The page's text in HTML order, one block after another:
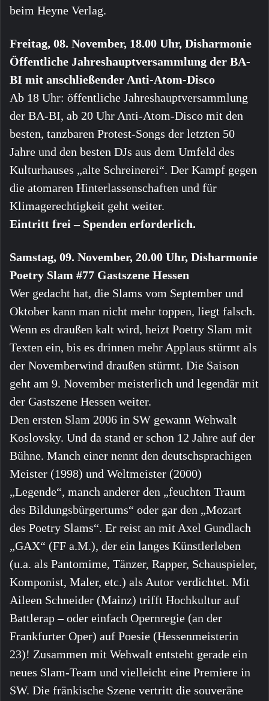
beim Heyne Verlag.
Freitag, 08. November, 18.00 Uhr, Disharmonie
Öffentliche Jahreshauptversammlung der BA-
BI mit anschließender Anti-Atom-Disco
Ab 18 Uhr: öffentliche Jahreshauptversammlung
der BA-BI, ab 20 Uhr Anti-Atom-Disco mit den
besten, tanzbaren Protest-Songs der letzten 50
Jahre und den besten DJs aus dem Umfeld des
Kulturhauses „alte Schreinerei“. Der Kampf gegen
die atomaren Hinterlassenschaften und für
Klimagerechtigkeit geht weiter.
Eintritt frei – Spenden erforderlich.
Samstag, 09. November, 20.00 Uhr, Disharmonie
Poetry Slam #77 Gastszene Hessen
Wer gedacht hat, die Slams vom September und
Oktober kann man nicht mehr toppen, liegt falsch.
Wenn es draußen kalt wird, heizt Poetry Slam mit
Texten ein, bis es drinnen mehr Applaus stürmt als
der Novemberwind draußen stürmt. Die Saison
geht am 9. November meisterlich und legendär mit
der Gastszene Hessen weiter.
Den ersten Slam 2006 in SW gewann Wehwalt
Koslovsky. Und da stand er schon 12 Jahre auf der
Bühne. Manch einer nennt den deutschsprachigen
Meister (1998) und Weltmeister (2000)
„Legende“, manch anderer den „feuchten Traum
des Bildungsbürgertums“ oder gar den „Mozart
des Poetry Slams“. Er reist an mit Axel Gundlach
„GAX“ (FF a.M.), der ein langes Künstlerleben
(u.a. als Pantomime, Tänzer, Rapper, Schauspieler,
Komponist, Maler, etc.) als Autor verdichtet. Mit
Aileen Schneider (Mainz) trifft Hochkultur auf
Battlerap – oder einfach Opernregie (an der
Frankfurter Oper) auf Poesie (Hessenmeisterin
23)! Zusammen mit Wehwalt entsteht gerade ein
neues Slam-Team und vielleicht eine Premiere in
SW. Die fränkische Szene vertritt die souveräne